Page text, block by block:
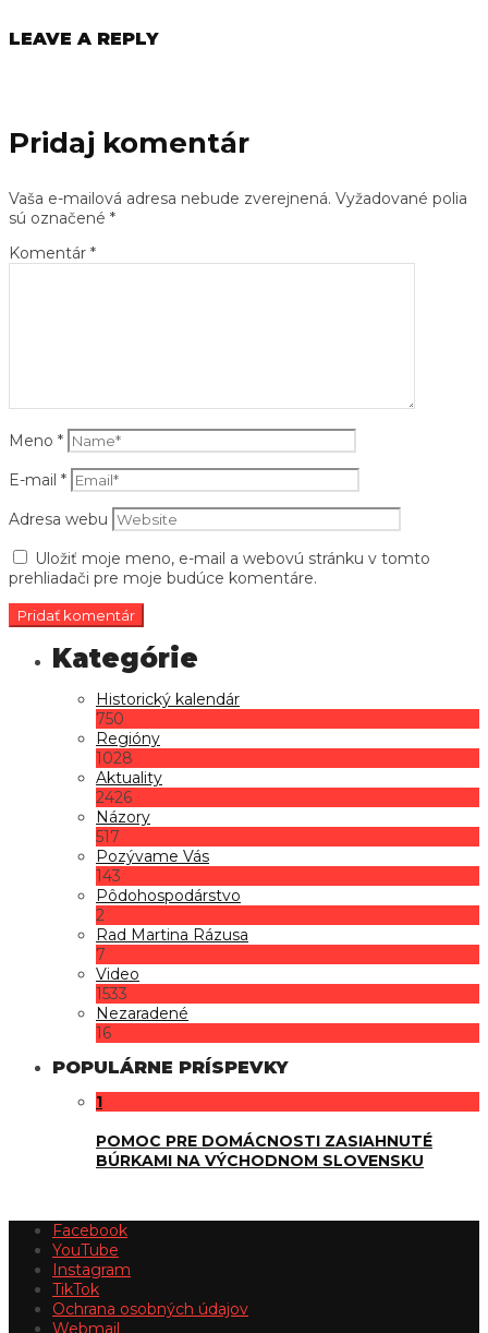
LEAVE A REPLY
Pridaj komentár
Vaša e-mailová adresa nebude zverejnená. Vyžadované polia
sú označené *
Komentár *
Meno *
E-mail *
Adresa webu
Uložiť moje meno, e-mail a webovú stránku v tomto
prehliadači pre moje budúce komentáre.
Historický kalendár
750
Regióny
1028
Aktuality
2426
Názory
517
Pozývame Vás
143
Pôdohospodárstvo
2
Rad Martina Rázusa
7
Video
1533
Nezaradené
16
POPULÁRNE PRÍSPEVKY
1
POMOC PRE DOMÁCNOSTI ZASIAHNUTÉ
BÚRKAMI NA VÝCHODNOM SLOVENSKU
Facebook
YouTube
Instagram
TikTok
Ochrana osobných údajov
Webmail